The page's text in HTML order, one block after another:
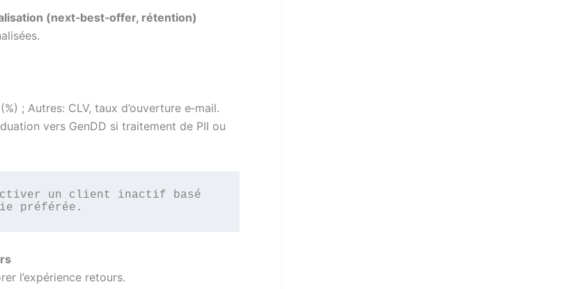
(next‑best‑offer, rétention)
; Autres: CLV, taux d’ouverture e‑mail.
vers GenDD si traitement de PII ou
un client inactif basé
préférée.
l’expérience retours.